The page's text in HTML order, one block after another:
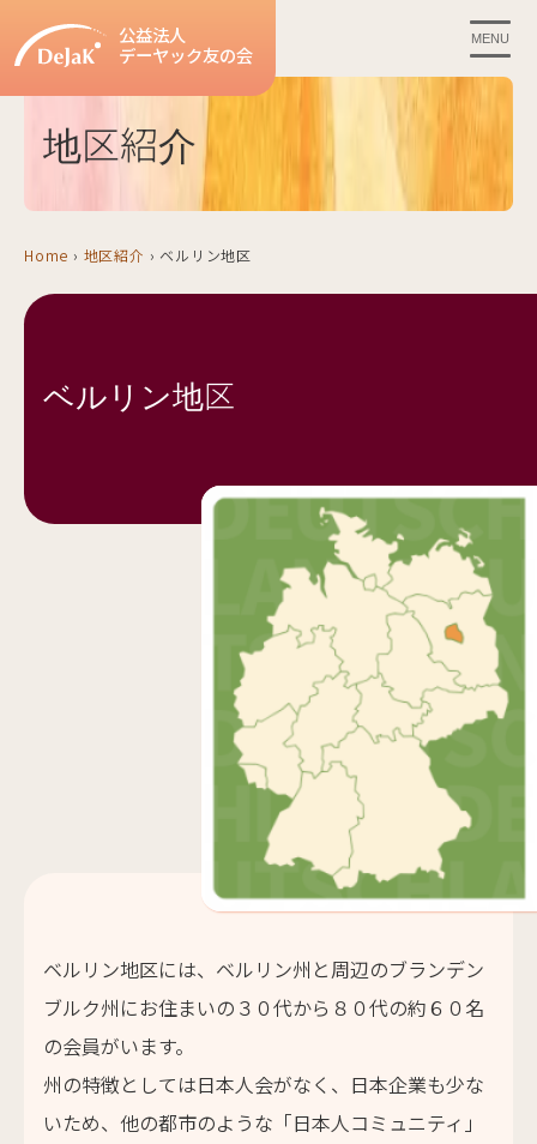
公益法人
デーヤック友の会
MENU
地区紹介
Home › 地区紹介 › ベルリン地区
ベルリン地区
ベルリン地区には、ベルリン州と周辺のブランデン
ブルク州にお住まいの３０代から８０代の約６０名
の会員がいます。
州の特徴としては日本人会がなく、日本企業も少な
いため、他の都市のような「日本人コミュニティ」